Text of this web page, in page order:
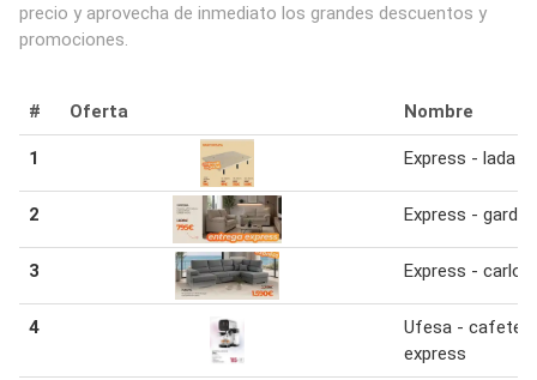
precio y aprovecha de inmediato los grandes descuentos y
promociones.
# Oferta Nombre
1 Express - lada
2 Express -
3 Express -
4
Ufesa - cafetera
express